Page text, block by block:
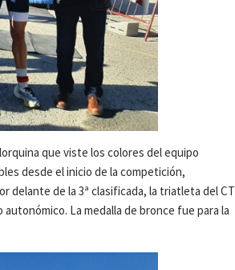
que viste los colores del equipo
desde el inicio de la competición,
delante de la 3ª clasificada, la triatleta del CT
La medalla de bronce fue para la